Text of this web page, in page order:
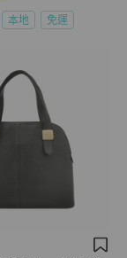
本地 免運